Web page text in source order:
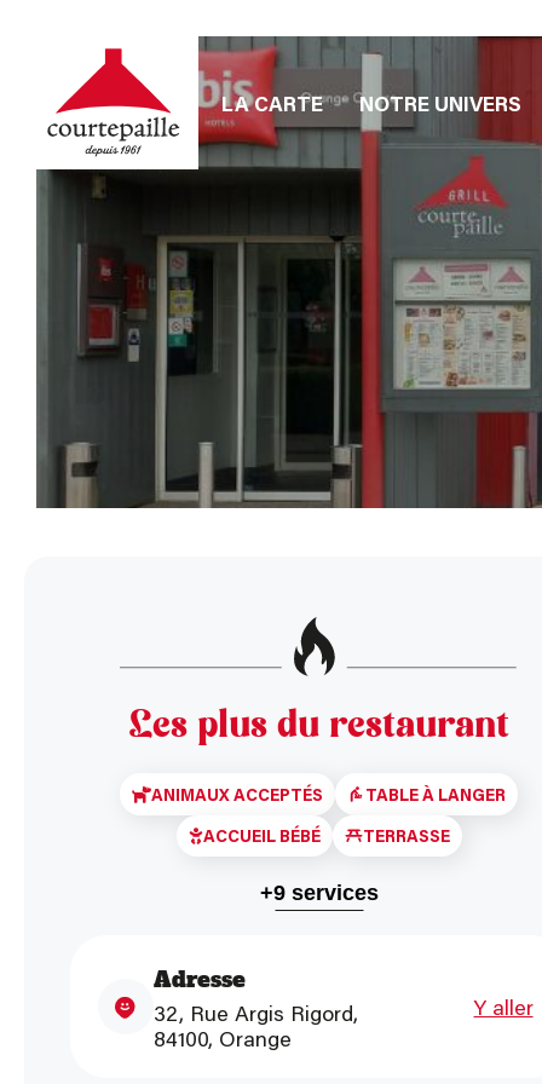
LA CARTE NOTRE UNIVERS
Les plus du restaurant
ANIMAUX ACCEPTÉS
TABLE À LANGER
ACCUEIL BÉBÉ
TERRASSE
+9 services
PARKING AUTOCARS
BORNE DE RECHARGE
HÔTEL À PROXIMITÉ
Adresse
32, Rue Argis Rigord,
84100, Orange
Y aller